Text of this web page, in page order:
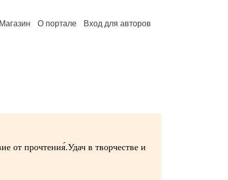
Магазин О портале Вход для авторов
от прочтения́.Удач в творчестве и